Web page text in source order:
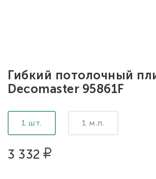
Гибкий потолочный
Decomaster 95861F
1 шт. 1 м.п.
3 332